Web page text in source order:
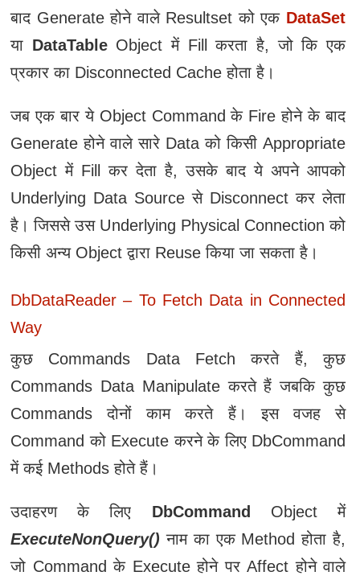
बाद Generate होने वाले Resultset को एक DataSet
या DataTableObject में Fill करता है, जो कि एक
प्रकार का Disconnected Cache होता है।
जब एक बार ये Object Command के Fire होने के बाद
Generate होने वाले सारे Data को किसी Appropriate
Object में Fill कर देता है, उसके बाद ये अपने आपको
Underlying Data Source से Disconnect कर लेता
है। जिससे उस Underlying Physical Connection को
किसी अन्य Object द्वारा Reuse किया जा सकता है।
DbDataReader – To Fetch Data in Connected
Way
कुछ Commands Data Fetch करते हैं, कुछ
Commands Data Manipulate करते हैं जबकि कुछ
Commands दोनों काम करते हैं। इस वजह से
Command को Execute करने के लिए DbCommand
में कई Methods होते हैं।
उदाहरण के लिए DbCommand
Object में
ExecuteNonQuery() नाम का एक Method होता है,
जो Command के Execute होने पर Affect होने वाले